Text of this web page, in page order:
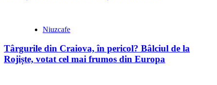
Niuzcafe
Târgurile din Craiova, în pericol? Bâlciul de la
Rojiște, votat cel mai frumos din Europa